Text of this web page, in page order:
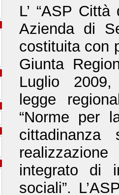
L’ “ASP
Azienda di
costituita con
Giunta
Luglio
legge
“Norme per
integrato di
sociali”.